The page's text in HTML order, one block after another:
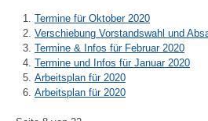
Termine für Oktober 2020
Verschiebung Vorstandswahl und
Termine & Infos für Februar 2020
Termine und Infos für Januar 2020
Arbeitsplan für 2020
Arbeitsplan für 2020